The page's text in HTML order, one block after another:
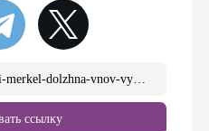
https://ostwest.tv/news/smi-merkel-dolzhna-vnov-vystupit-s-soobshheniem-ob-uzhestochenii-lokdauna/
ссылку